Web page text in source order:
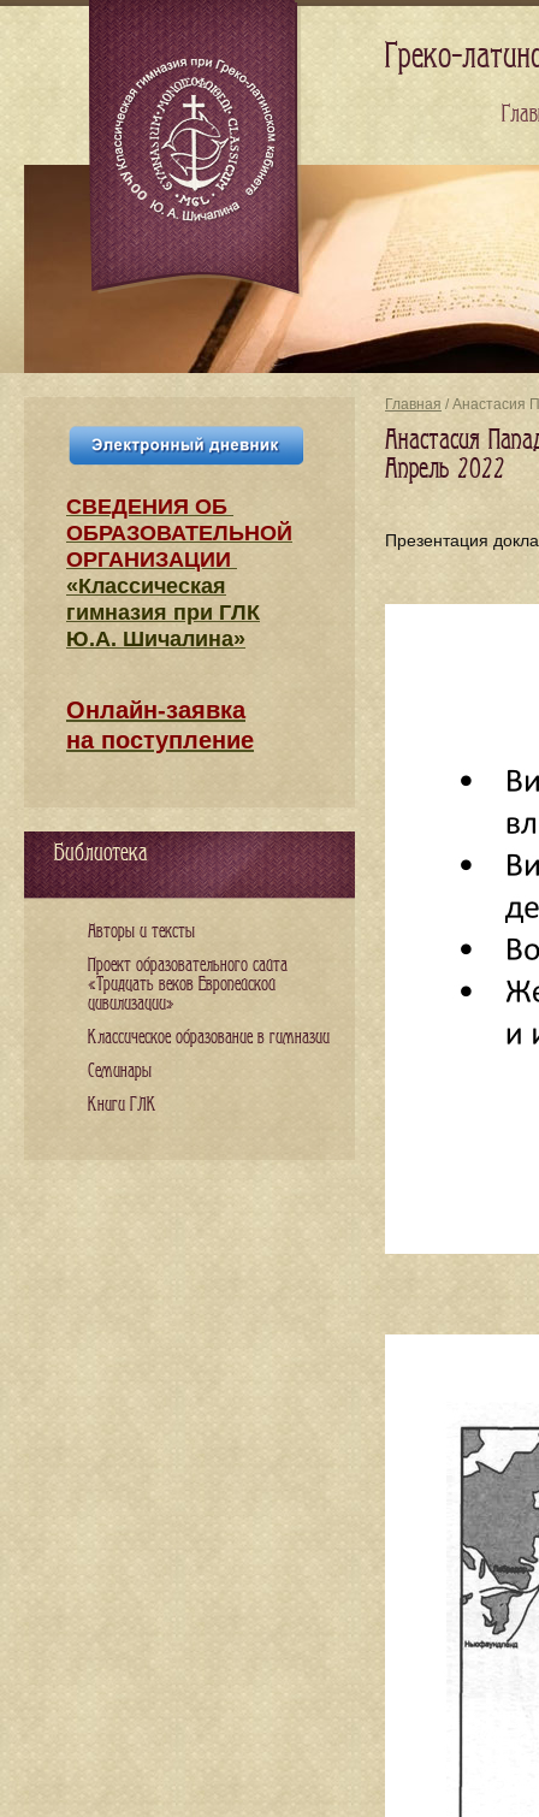
Главная / Анастасия
Анастасия
Апрель 2022
Презентация
СВЕДЕНИЯ​ ОБ
ОБРАЗОВАТЕЛЬНОЙ
ОРГАНИЗАЦИИ
«Классическая
гимназия при ГЛК
Ю.А. Шичалина»
Онлайн-заявка
на поступление
Библиотека
Авторы и тексты
Проект образовательного сайта
«Тридцать веков Европейской
цивилизации»
Классическое образование в гимназии
Семинары
Книги ГЛК
Греко-